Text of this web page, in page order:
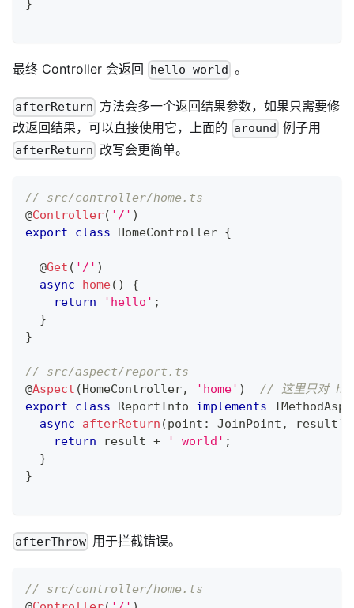
}
最终 Controller 会返回 hello world 。
afterReturn 方法会多一个返回结果参数，如果只需要修
改返回结果，可以直接使用它，上面的 around 例子用
afterReturn 改写会更简单。
// src/controller/home.ts
@Controller( '/' )
export
class HomeController {
@Get ( '/' )
async
home( )
{
return
'hello' ;
}
}
// src/aspect/report.ts
@Aspect (HomeController, 'home' )
// 这里只对
export
class ReportInfo implements
async
afterReturn (point : JoinPoint , result)
return result + ' world' ;
}
}
afterThrow 用于拦截错误。
// src/controller/home.ts